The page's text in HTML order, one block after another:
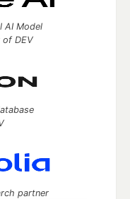
AI Model
of DEV
partner